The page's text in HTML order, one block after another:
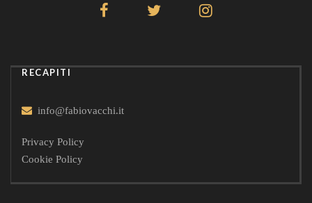
RECAPITI
info@fabiovacchi.it
Privacy Policy
Cookie Policy